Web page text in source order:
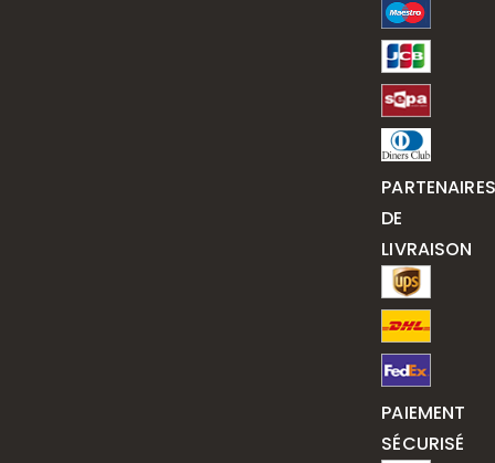
PARTENAIRES
DE
LIVRAISON
PAIEMENT
SÉCURISÉ